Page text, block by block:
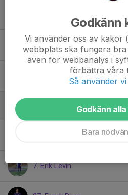
8. Tom Björk
3. Ture Järned
Mittfältare
10. Andreas Carlsson
7. Erik Levin
Godkänn
Vi använder oss av kakor
webbplats ska fungera
även för webbanalys i
förbättra våra
Så använder
Godkänn
Bara